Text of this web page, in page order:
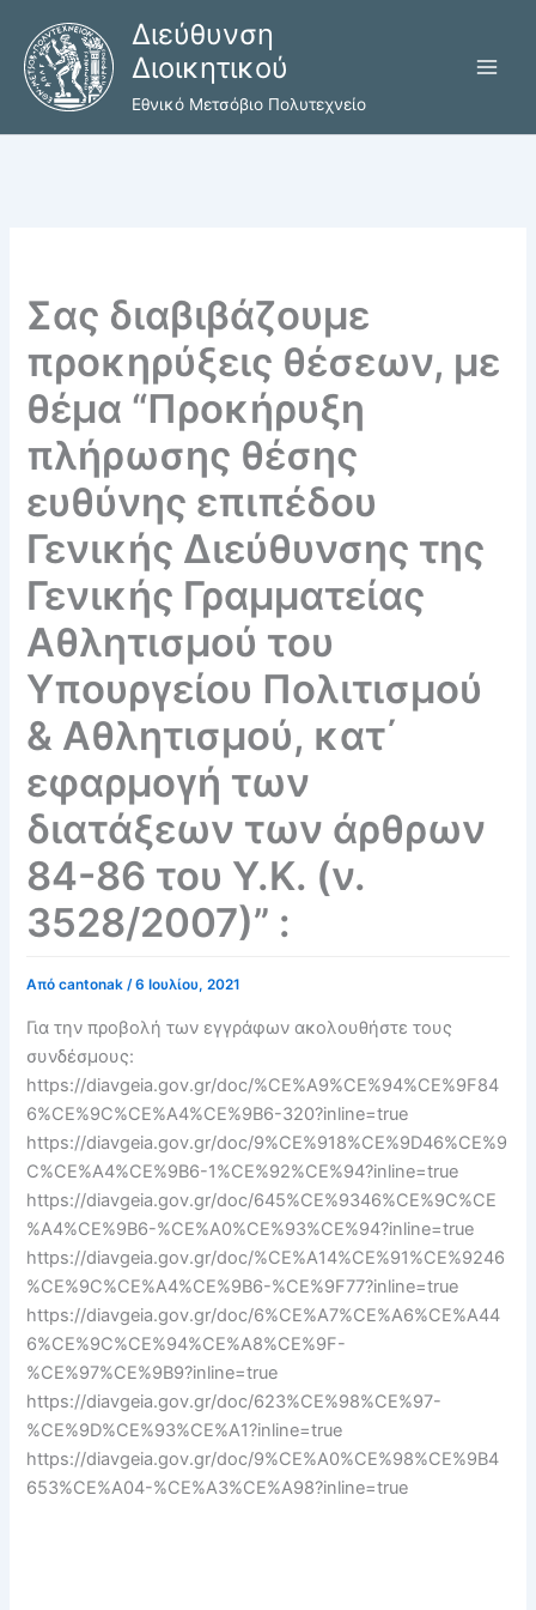
περιεχόμενο
Διεύθυνση
Διοικητικού
Εθνικό Μετσόβιο Πολυτεχνείο
Σας διαβιβάζουμε
προκηρύξεις θέσεων, με
θέμα “Προκήρυξη
πλήρωσης θέσης
ευθύνης επιπέδου
Γενικής Διεύθυνσης της
Γενικής Γραμματείας
Αθλητισμού του
Υπουργείου Πολιτισμού
& Αθλητισμού, κατ΄
εφαρμογή των
διατάξεων των άρθρων
84-86 του Υ.Κ. (ν.
3528/2007)” :
Απόcantonak/6 Ιουλίου, 2021
Για την προβολή των εγγράφων ακολουθήστε τους
συνδέσμους:
https://diavgeia.gov.gr/doc/%CE%A9%CE%94%CE%9F84
6%CE%9C%CE%A4%CE%9B6-320?inline=true
https://diavgeia.gov.gr/doc/9%CE%918%CE%9D46%CE%9
C%CE%A4%CE%9B6-1%CE%92%CE%94?inline=true
https://diavgeia.gov.gr/doc/645%CE%9346%CE%9C%CE
%A4%CE%9B6-%CE%A0%CE%93%CE%94?inline=true
https://diavgeia.gov.gr/doc/%CE%A14%CE%91%CE%9246
%CE%9C%CE%A4%CE%9B6-%CE%9F77?inline=true
https://diavgeia.gov.gr/doc/6%CE%A7%CE%A6%CE%A44
6%CE%9C%CE%94%CE%A8%CE%9F-
%CE%97%CE%9B9?inline=true
https://diavgeia.gov.gr/doc/623%CE%98%CE%97-
%CE%9D%CE%93%CE%A1?inline=true
https://diavgeia.gov.gr/doc/9%CE%A0%CE%98%CE%9B4
653%CE%A04-%CE%A3%CE%A98?inline=true